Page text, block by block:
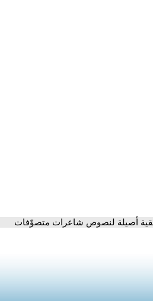
أصيلة لنصوص شاعرات متصوّفات